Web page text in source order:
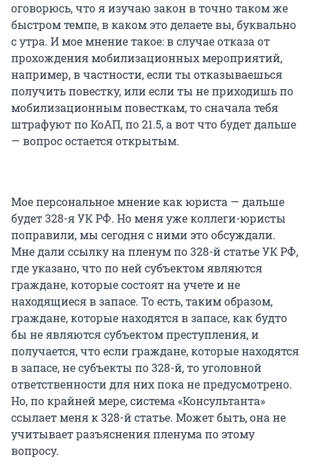
оговорюсь, что я изучаю закон в точно таком же
быстром темпе, в каком это делаете вы, буквально
с утра. И мое мнение такое: в случае отказа от
прохождения мобилизационных мероприятий,
например, в частности, если ты отказываешься
получить повестку, или если ты не приходишь по
мобилизационным повесткам, то сначала тебя
штрафуют по КоАП, по 21.5, а вот что будет дальше
— вопрос остается открытым.
Мое персональное мнение как юриста — дальше
будет 328-я УК РФ. Но меня уже коллеги-юристы
поправили, мы сегодня с ними это обсуждали.
Мне дали ссылку на пленум по 328-й статье УК РФ,
где указано, что по ней субъектом являются
граждане, которые состоят на учете и не
находящиеся в запасе. То есть, таким образом,
граждане, которые находятся в запасе, как будто
бы не являются субъектом преступления, и
получается, что если граждане, которые находятся
в запасе, не субъекты по 328-й, то уголовной
ответственности для них пока не предусмотрено.
Но, по крайней мере, система «Консультанта»
ссылает меня к 328-й статье. Может быть, она не
учитывает разъяснения пленума по этому
вопросу.